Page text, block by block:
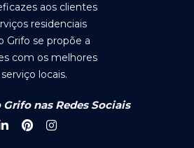
aos clientes
residenciais
Grifo se propõe a
com os melhores
locais.
nas Redes Sociais